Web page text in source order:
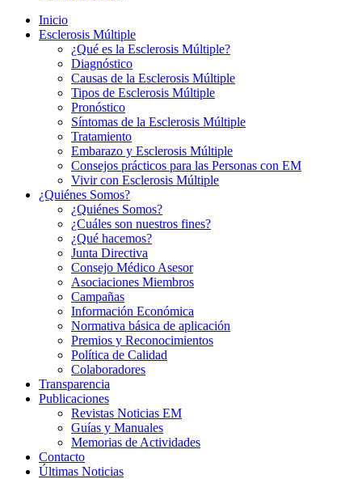
Inicio
Esclerosis Múltiple
¿Qué es la Esclerosis Múltiple?
Diagnóstico
Causas de la Esclerosis Múltiple
Tipos de Esclerosis Múltiple
Pronóstico
Síntomas de la Esclerosis Múltiple
Tratamiento
Embarazo y Esclerosis Múltiple
Consejos prácticos para las Personas con EM
Vivir con Esclerosis Múltiple
¿Quiénes Somos?
¿Quiénes Somos?
¿Cuáles son nuestros fines?
¿Qué hacemos?
Junta Directiva
Consejo Médico Asesor
Asociaciones Miembros
Campañas
Información Económica
Normativa básica de aplicación
Premios y Reconocimientos
Política de Calidad
Colaboradores
Transparencia
Publicaciones
Revistas Noticias EM
Guías y Manuales
Memorias de Actividades
Contacto
Últimas Noticias